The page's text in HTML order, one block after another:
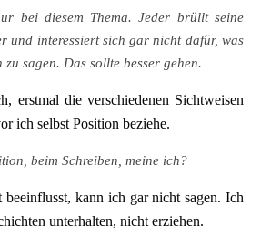
bei diesem Thema. Jeder brüllt seine
und interessiert sich gar nicht dafür, was
sagen. Das sollte besser gehen.
erstmal die verschiedenen Sichtweisen
ich selbst Position beziehe.
beim Schreiben, meine ich?
beeinflusst, kann ich gar nicht sagen. Ich
unterhalten, nicht erziehen.